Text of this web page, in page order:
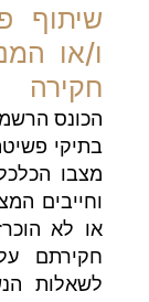
שיתוף
ו/או
חקירה
הכונס
בתיקי
מצבו
וחייבים
או לא
חקירתם
לשאלות